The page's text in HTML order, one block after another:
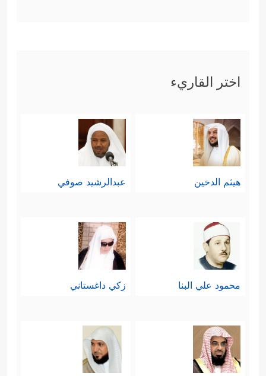
اختر القاريء
هيثم الدخين عبدالرشيد صوفي
محمود علي البنا زكي داغستاني